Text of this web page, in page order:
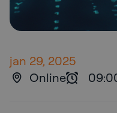
jan 29, 2025
Online